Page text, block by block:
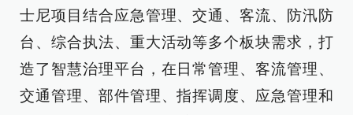
士尼项目结合应急管理、交通、客流、防汛防
台、综合执法、重大活动等多个板块需求，打
造了智慧治理平台，在日常管理、客流管理、
交通管理、部件管理、指挥调度、应急管理和